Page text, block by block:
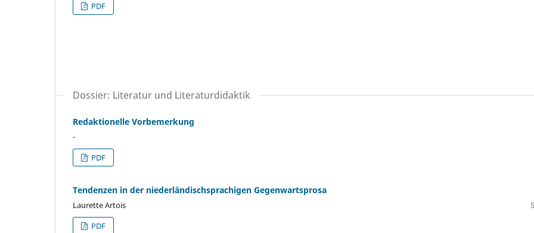
PDF
Dossier: Literatur und Literaturdidaktik
Redaktionelle Vorbemerkung
-
PDF
Tendenzen in der niederländischsprachigen Gegenwartsprosa
Laurette Artois
PDF